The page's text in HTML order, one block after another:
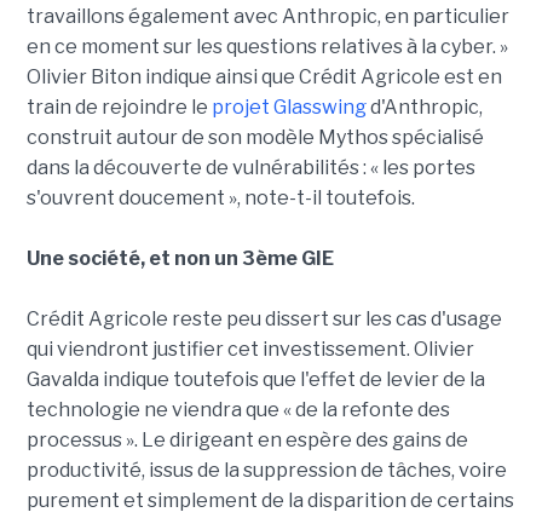
travaillons également avec Anthropic, en particulier
en ce moment sur les questions relatives à la cyber. »
Olivier Biton indique ainsi que Crédit Agricole est en
train de rejoindre le projet Glasswingd'Anthropic,
construit autour de son modèle Mythos spécialisé
dans la découverte de vulnérabilités : « les portes
s'ouvrent doucement », note-t-il toutefois.
Une société, et non un 3ème GIE
Crédit Agricole reste peu dissert sur les cas d'usage
qui viendront justifier cet investissement. Olivier
Gavalda indique toutefois que l'effet de levier de la
technologie ne viendra que « de la refonte des
processus ». Le dirigeant en espère des gains de
productivité, issus de la suppression de tâches, voire
purement et simplement de la disparition de certains